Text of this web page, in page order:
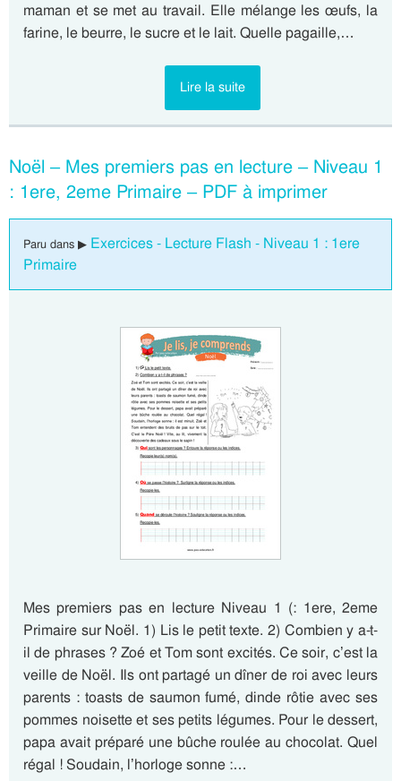
maman et se met au travail. Elle mélange les œufs, la
farine, le beurre, le sucre et le lait. Quelle pagaille,…
Lire la suite
Noël – Mes premiers pas en lecture – Niveau 1
: 1ere, 2eme Primaire – PDF à imprimer
Paru dans ▶ Exercices - Lecture Flash - Niveau 1 : 1ere
Primaire
Mes premiers pas en lecture Niveau 1 (: 1ere, 2eme
Primaire sur Noël. 1) Lis le petit texte. 2) Combien y a-t-
il de phrases ? Zoé et Tom sont excités. Ce soir, c’est la
veille de Noël. Ils ont partagé un dîner de roi avec leurs
parents : toasts de saumon fumé, dinde rôtie avec ses
pommes noisette et ses petits légumes. Pour le dessert,
papa avait préparé une bûche roulée au chocolat. Quel
régal ! Soudain, l’horloge sonne :…